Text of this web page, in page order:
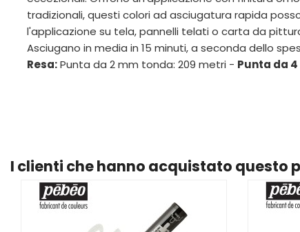
tradizionali, questi colori ad asciugatura rapida
l'applicazione su tela, pannelli telati o carta da
Asciugano in media in 15 minuti, a seconda dello
Resa:Punta da 2 mm tonda: 209 metri - Punta da
I clienti che hanno acquistato questo